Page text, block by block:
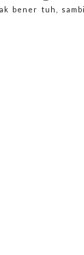
bener tuh,